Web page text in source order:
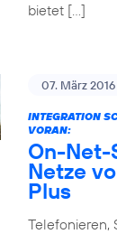
bietet […]
07. März 2016
INTEGRATION
VORAN:
On-
Netze
Plus
Telefonieren,